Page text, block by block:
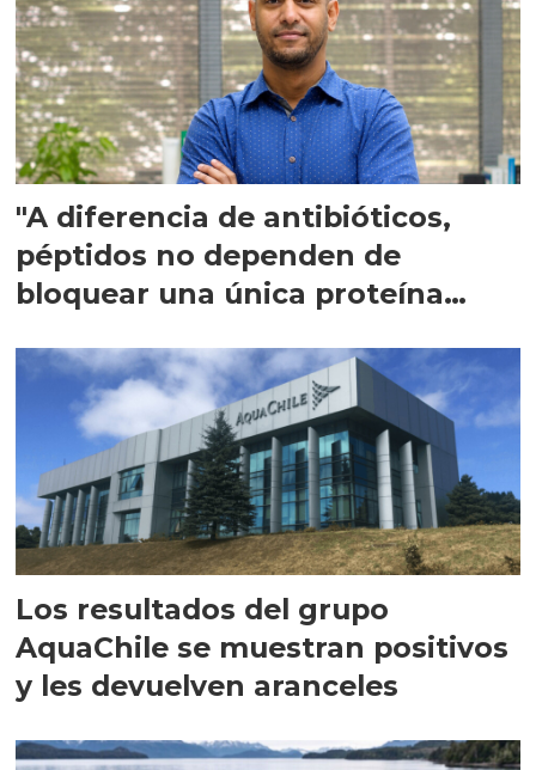
"A diferencia de antibióticos,
péptidos no dependen de
bloquear una única proteína
Los resultados del grupo
AquaChile se muestran positivos
y les devuelven aranceles